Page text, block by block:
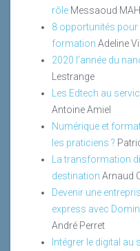
rôle Messaoud
8 opportunités pour
formation Adeline
2020 l’année du
Lestrange
Les Edtech au
Antoine Amiel
Numérique et
les praticiens ?
La transformation
destination Arnaud
Devenir une
express avec
André Perret
Intégrer le digital au